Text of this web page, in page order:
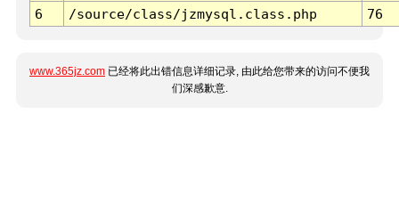
6
/source/class/jzmysql.class.php 76
www.365jz.com 已经将此出错信息详细记录, 由此给您带来的访问不便我
们深感歉意.